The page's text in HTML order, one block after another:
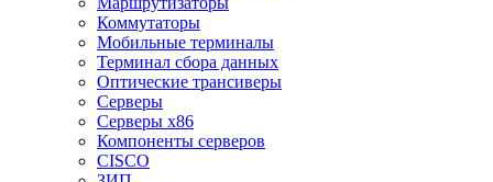
Коммутаторы
Мобильные терминалы
Терминал сбора данных
Оптические трансиверы
Серверы
Серверы x86
Компоненты серверов
CISCO